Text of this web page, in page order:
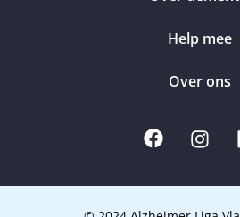
Help mee
Over ons